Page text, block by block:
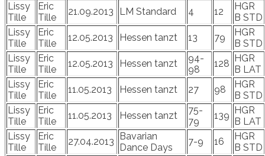
Lissy
Tille
Eric
Tille
21.09.2013 LM Standard 4 12
HGR
B STD
Lissy
Tille
Eric
Tille
12.05.2013 Hessen tanzt 13 79
HGR
B STD
Lissy
Tille
Eric
Tille
12.05.2013 Hessen tanzt
94-
98
128
HGR
B LAT
Lissy
Tille
Eric
Tille
11.05.2013 Hessen tanzt 27 98
HGR
B STD
Lissy
Tille
Eric
Tille
11.05.2013 Hessen tanzt
75-
79
139
HGR
B LAT
Lissy
Tille
Eric
Tille
27.04.2013
Bavarian
Dance Days
7-9 16
HGR
B STD